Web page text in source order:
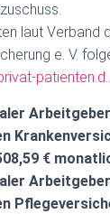
laut Verband
e. V.
€